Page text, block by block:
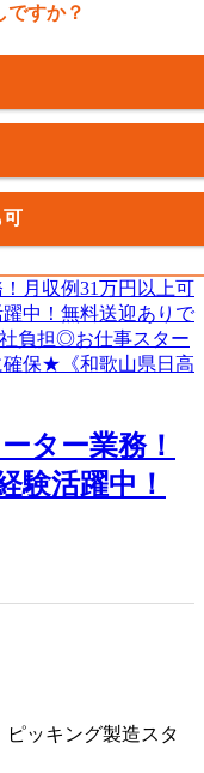
ですか？
可
ター業務！
験活躍中！
ッキング製造スタ